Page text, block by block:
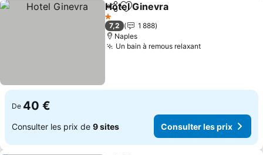
PartagerAjouter à mes favoris
Hotel Ginevra
1 Étoiles
7,2
1 888
Naples
Un bain à remous relaxant
De 40 €
Consulter les prix de 9 sites Consulter les prix